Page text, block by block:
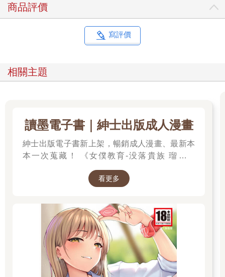
商品評價
寫評價
相關主題
讀墨電子書｜紳士出版成人漫畫
紳士出版電子書新上架，暢銷成人漫畫、最新本
本一次蒐藏！ 《女僕教育-没落貴族 瑠璃川
●得死去活來》等熱門系列作品任君挑選，隨時
看更多